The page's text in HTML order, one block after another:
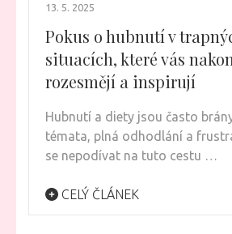
13. 5. 2025
Pokus o hubnutí v
situacích, které vás
rozesmějí a inspirují
Hubnutí a diety jsou často
témata, plná odhodlání a
se nepodívat na tuto cestu …
CELÝ ČLÁNEK